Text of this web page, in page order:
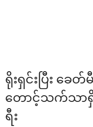
ရိုးရှင်းပြီး ခ
တောင့်သက်သာရှိသ
ရီး